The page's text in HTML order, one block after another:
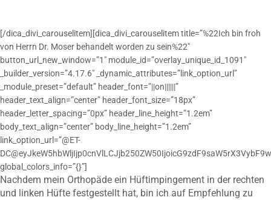
[/dica_divi_carouselitem][dica_divi_carouselitem title=”%22Ich bin froh
von Herrn Dr. Moser behandelt worden zu sein%22″
button_url_new_window=”1″ module_id=”overlay_unique_id_1091″
_builder_version=”4.17.6″ _dynamic_attributes=”link_option_url”
_module_preset=”default” header_font=”||on||||||”
header_text_align=”center” header_font_size=”18px”
header_letter_spacing=”0px” header_line_height=”1.2em”
body_text_align=”center” body_line_height=”1.2em”
link_option_url=”@ET-
global_colors_info=”{}”]
Nachdem mein Orthopäde ein Hüftimpingement in der rechten
und linken Hüfte festgestellt hat, bin ich auf Empfehlung zu